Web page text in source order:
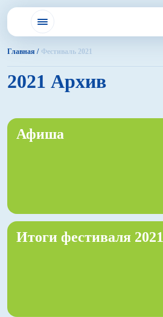
Главная / Фестиваль 2021
2021 Архив
Афиша
Итоги фестиваля 2021